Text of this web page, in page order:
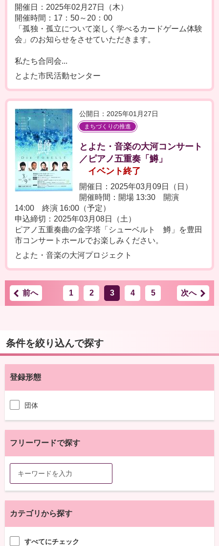
開催日：2025年02月27日（木）
開催時間：17：50～20：00
「孤独・孤立について楽しく学べるカードゲーム体験
会」のお知らせをさせていただきます。
私たち合同会...
とよた市民活動センター
公開日：2025年01月27日
まちづくりの推進
とよた・音楽の大河コンサート
／ピアノ五重奏「鱒」
イベント終了
開催日：2025年03月09日（日）
開催時間：開場 13:30 開演
14:00 終演 16:00（予定）
申込締切：2025年03月08日（土）
ピアノ五重奏曲の金字塔「シューベルト 鱒」を豊田
市コンサートホールでお楽しみください。
とよた・音楽の大河プロジェクト
前へ 1 2 3 4 5 次へ
条件を絞り込んで探す
登録形態
団体
フリーワードで探す
カテゴリから探す
すべてにチェック